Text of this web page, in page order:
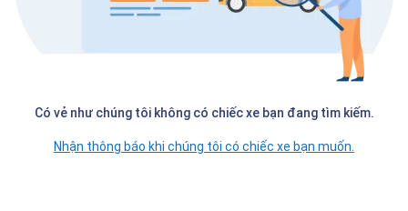
Có vẻ như chúng tôi không có chiếc xe bạn đang tìm kiếm.
Nhận thông báo khi chúng tôi có chiếc xe bạn muốn.